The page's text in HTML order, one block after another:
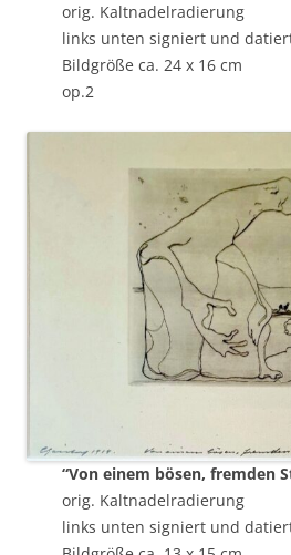
orig. Kaltnadelradierung
links unten signiert und
Bildgröße ca. 24 x 16 cm
op.2
“Von einem bösen, fremden
orig. Kaltnadelradierung
links unten signiert und